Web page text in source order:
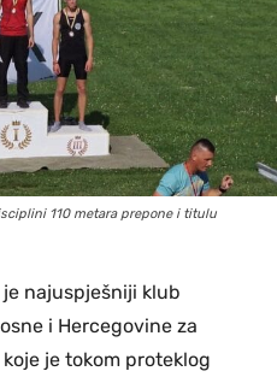
110 metara prepone i titulu
najuspješniji klub
i Hercegovine za
je tokom proteklog